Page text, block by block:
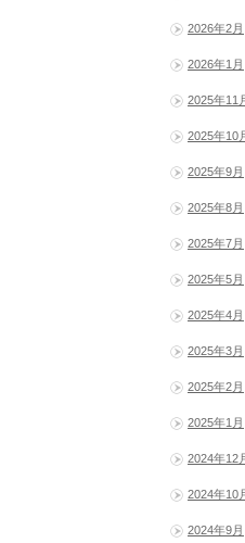
2026年2月
2026年1月
2025年11
2025年10
2025年9月
2025年8月
2025年7月
2025年5月
2025年4月
2025年3月
2025年2月
2025年1月
2024年12
2024年10
2024年9月